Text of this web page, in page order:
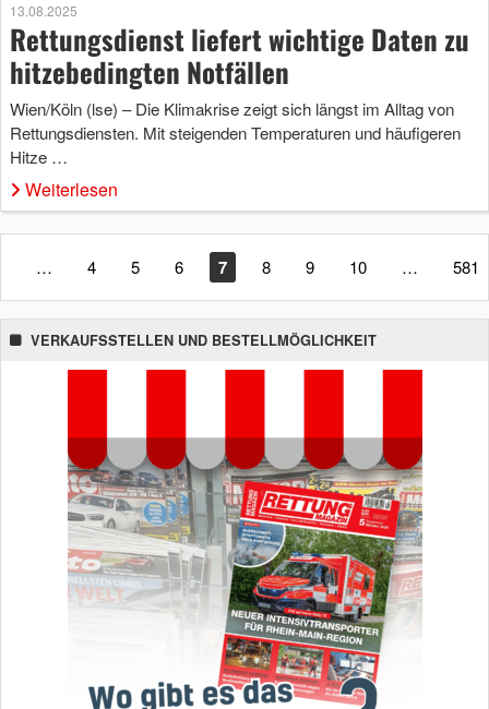
13.08.2025
Rettungsdienst liefert wichtige Daten zu
hitzebedingten Notfällen
Wien/Köln (lse) – Die Klimakrise zeigt sich längst im Alltag von
Rettungsdiensten. Mit steigenden Temperaturen und häufigeren
Hitze …
Weiterlesen
… 4 5 6 7 8 9 10 … 581
VERKAUFSSTELLEN UND BESTELLMÖGLICHKEIT